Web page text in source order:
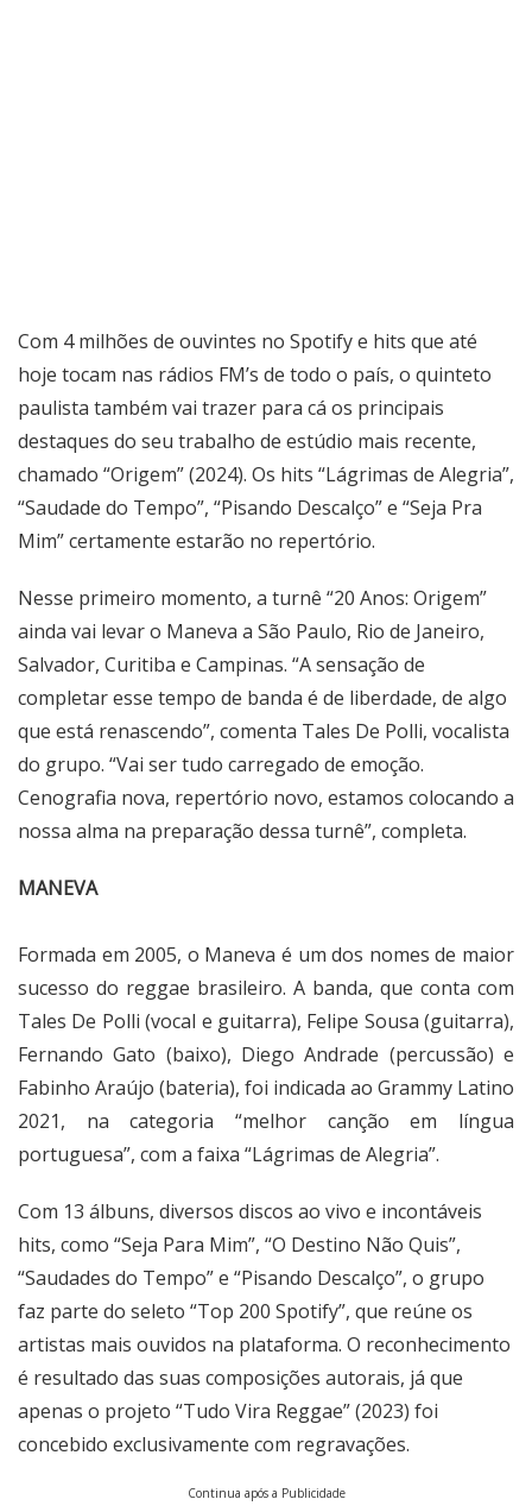
Com 4 milhões de ouvintes no Spotify e hits que até
hoje tocam nas rádios FM’s de todo o país, o quinteto
paulista também vai trazer para cá os principais
destaques do seu trabalho de estúdio mais recente,
chamado “Origem” (2024). Os hits “Lágrimas de Alegria”,
“Saudade do Tempo”, “Pisando Descalço” e “Seja Pra
Mim” certamente estarão no repertório.
Nesse primeiro momento, a turnê “20 Anos: Origem”
ainda vai levar o Maneva a São Paulo, Rio de Janeiro,
Salvador, Curitiba e Campinas. “A sensação de
completar esse tempo de banda é de liberdade, de algo
que está renascendo”, comenta Tales De Polli, vocalista
do grupo. “Vai ser tudo carregado de emoção.
Cenografia nova, repertório novo, estamos colocando a
nossa alma na preparação dessa turnê”, completa.
MANEVA
Formada em 2005, o Maneva é um dos nomes de maior
sucesso do reggae brasileiro. A banda, que conta com
Tales De Polli (vocal e guitarra), Felipe Sousa (guitarra),
Fernando Gato (baixo), Diego Andrade (percussão) e
Fabinho Araújo (bateria), foi indicada ao Grammy Latino
2021, na categoria “melhor canção em língua
portuguesa”, com a faixa “Lágrimas de Alegria”.
Com 13 álbuns, diversos discos ao vivo e incontáveis
hits, como “Seja Para Mim”, “O Destino Não Quis”,
“Saudades do Tempo” e “Pisando Descalço”, o grupo
faz parte do seleto “Top 200 Spotify”, que reúne os
artistas mais ouvidos na plataforma. O reconhecimento
é resultado das suas composições autorais, já que
apenas o projeto “Tudo Vira Reggae” (2023) foi
concebido exclusivamente com regravações.
Continua após a Publicidade